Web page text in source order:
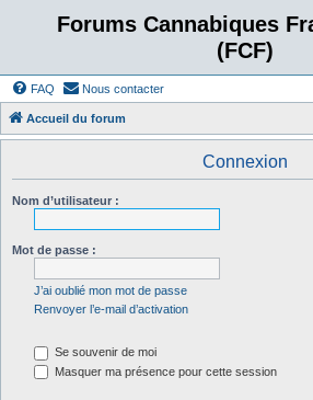
Forums Cannabiques
(FCF)
FAQ Nous contacter
Accueil du forum
Connexion
Nom d’utilisateur :
Mot de passe :
J’ai oublié mon mot de passe
Renvoyer l’e-mail d’activation
Se souvenir de moi
Masquer ma présence pour cette session